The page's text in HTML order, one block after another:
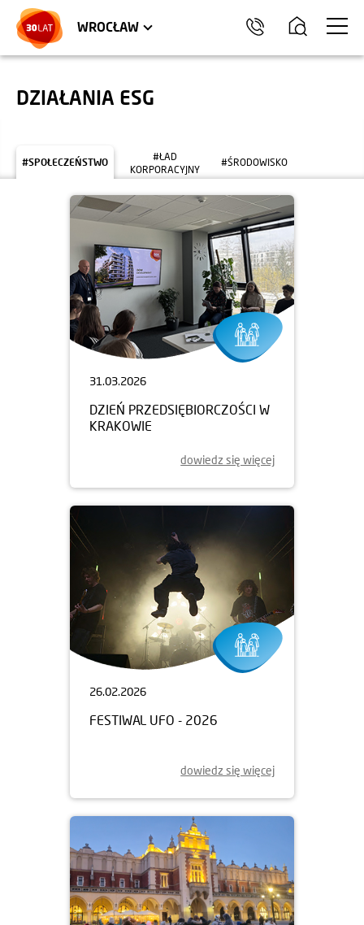
WROCŁAW
TRÓJMIASTO
DZIAŁANIA ESG
#SPOŁECZEŃSTWO
#ŁAD
KORPORACYJNY
#ŚRODOWISKO
31.03.2026
DZIEŃ PRZEDSIĘBIORCZOŚCI W
KRAKOWIE
dowiedz się więcej
26.02.2026
FESTIWAL UFO - 2026
dowiedz się więcej